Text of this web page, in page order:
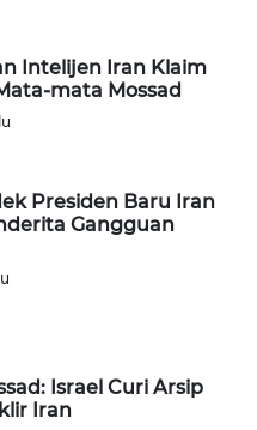
Intelijen Iran Klaim
mata Mossad
Presiden Baru Iran
Gangguan
Israel Curi Arsip
Iran